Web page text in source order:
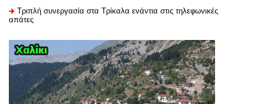
Τριπλή συνεργασία στα Τρίκαλα ενάντια στις τηλεφωνικές
απάτες